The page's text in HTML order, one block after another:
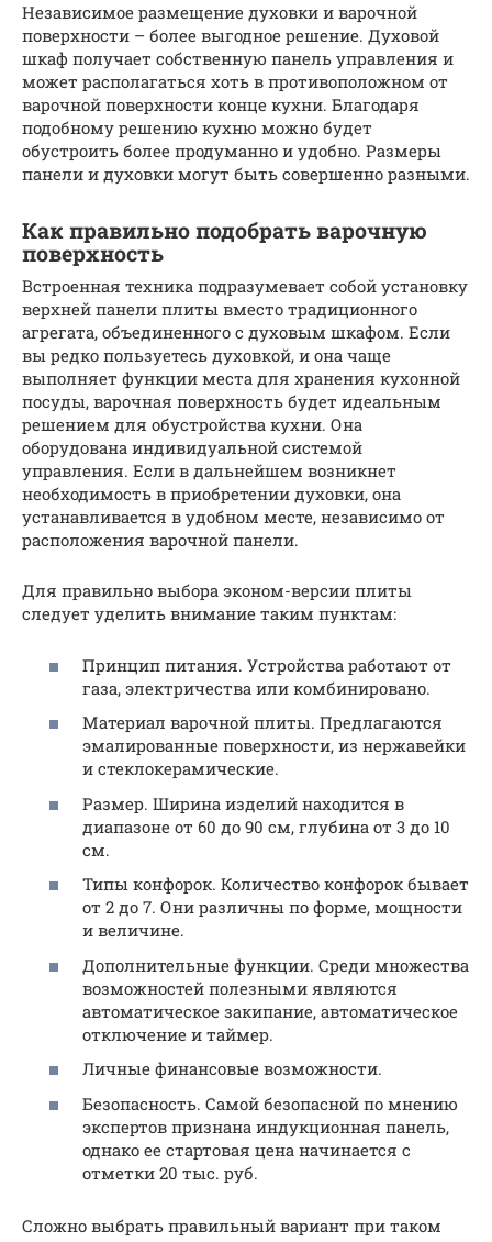
Независимое размещение духовки и варочной
поверхности – более выгодное решение. Духовой
шкаф получает собственную панель управления и
может располагаться хоть в противоположном от
варочной поверхности конце кухни. Благодаря
подобному решению кухню можно будет
обустроить более продуманно и удобно. Размеры
панели и духовки могут быть совершенно разными.
Как правильно подобрать варочную
поверхность
Встроенная техника подразумевает собой установку
верхней панели плиты вместо традиционного
агрегата, объединенного с духовым шкафом. Если
вы редко пользуетесь духовкой, и она чаще
выполняет функции места для хранения кухонной
посуды, варочная поверхность будет идеальным
решением для обустройства кухни. Она
оборудована индивидуальной системой
управления. Если в дальнейшем возникнет
необходимость в приобретении духовки, она
устанавливается в удобном месте, независимо от
расположения варочной панели.
Для правильно выбора эконом-версии плиты
следует уделить внимание таким пунктам:
Принцип питания. Устройства работают от
газа, электричества или комбинировано.
Материал варочной плиты. Предлагаются
эмалированные поверхности, из нержавейки
и стеклокерамические.
Размер. Ширина изделий находится в
диапазоне от 60 до 90 см, глубина от 3 до 10
см.
Типы конфорок. Количество конфорок бывает
от 2 до 7. Они различны по форме, мощности
и величине.
Дополнительные функции. Среди множества
возможностей полезными являются
автоматическое закипание, автоматическое
отключение и таймер.
Личные финансовые возможности.
Безопасность. Самой безопасной по мнению
экспертов признана индукционная панель,
однако ее стартовая цена начинается с
отметки 20 тыс. руб.
Сложно выбрать правильный вариант при таком